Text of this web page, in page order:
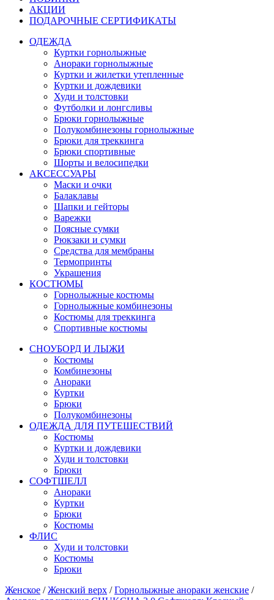
АКЦИИ
ПОДАРОЧНЫЕ СЕРТИФИКАТЫ
ОДЕЖДА
Куртки горнолыжные
Анораки горнолыжные
Куртки и жилетки утепленные
Куртки и дождевики
Худи и толстовки
Футболки и лонгсливы
Брюки горнолыжные
Полукомбинезоны горнолыжные
Брюки для треккинга
Брюки спортивные
Шорты и велосипедки
АКСЕССУАРЫ
Маски и очки
Балаклавы
Шапки и гейторы
Варежки
Поясные сумки
Рюкзаки и сумки
Средства для мембраны
Термопринты
Украшения
КОСТЮМЫ
Горнолыжные костюмы
Горнолыжные комбинезоны
Костюмы для треккинга
Спортивные костюмы
СНОУБОРД И ЛЫЖИ
Костюмы
Комбинезоны
Анораки
Куртки
Брюки
Полукомбинезоны
ОДЕЖДА ДЛЯ ПУТЕШЕСТВИЙ
Костюмы
Куртки и дождевики
Худи и толстовки
Брюки
СОФТШЕЛЛ
Анораки
Куртки
Брюки
Костюмы
ФЛИС
Худи и толстовки
Костюмы
Брюки
Женское / Женский верх / Горнолыжные анораки женские /